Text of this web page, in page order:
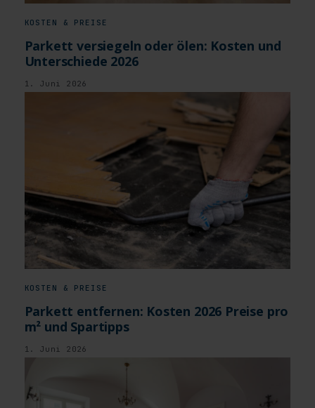
KOSTEN & PREISE
Parkett versiegeln oder ölen: Kosten und
Unterschiede 2026
1. Juni 2026
KOSTEN & PREISE
Parkett entfernen: Kosten 2026 Preise pro
m² und Spartipps
1. Juni 2026